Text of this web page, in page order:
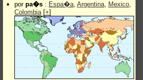
por pa�s : Espa�a, Argentina, Mexico,
Colombia[+]